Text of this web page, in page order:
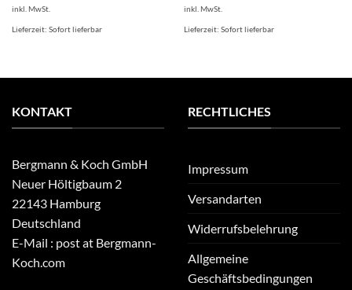
inkl. MwSt.
Lieferzeit: Sofort lieferbar
inkl. MwSt.
Lieferzeit: Sofort lieferbar
KONTAKT
Bergmann & Koch GmbH
Neuer Höltigbaum 2
22143 Hamburg
Deutschland
E-Mail : post at Bergmann-
Koch.com
RECHTLICHES
Impressum
Versandarten
Widerrufsbelehrung
Allgemeine
Geschäftsbedingungen